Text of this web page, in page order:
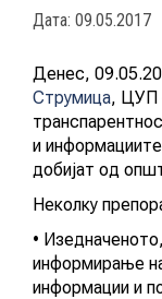
АРХИВА
ИНИЦИЈАТИВИ
ПОСТАПКА
ПОДНЕСИ
Новост
Дата: 09.05.2017
Денес,
Струмица, ЦУП
и информациите
добијат од
Неколку
•
информирање
информации и